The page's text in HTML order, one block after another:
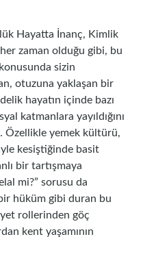
Hayatta İnanç, Kimlik
zaman olduğu gibi, bu
sizin
otuzuna yaklaşan bir
hayatın içinde bazı
katmanlara yayıldığını
Özellikle yemek kültürü,
kesiştiğinde basit
bir tartışmaya
mi?” sorusu da
hüküm gibi duran bu
rollerinden göç
kent yaşamının